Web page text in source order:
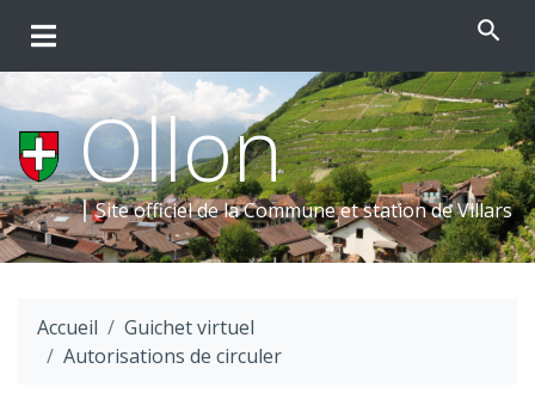
search
Ollon
Site officiel de la Commune etstation de Villars
Accueil
Guichet virtuel
Autorisations de circuler